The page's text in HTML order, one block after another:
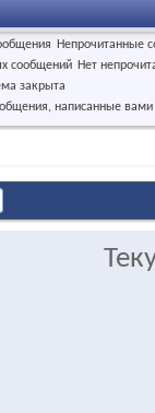
Непрочитанные
Нет
закрыта